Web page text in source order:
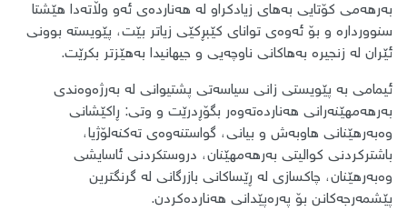
بەرهەمی کۆتایی بەهای زیادکراو لە هەناردەی ئەو وڵاتەدا هێشتا
سنووردارە و بۆ ئەوەی توانای کێبڕکێی زیاتر بێت، پێویستە بوونی
ئێران لە زنجیرە بەهاکانی ناوچەیی و جیهانیدا بەهێزتر بکرێت.
ئیمامی بە پێویستی زانی سیاسەتی پشتیوانی لە بەرژەوەندی
بەرهەمهێنەرانی هەناردەتەوەر بگۆڕدرێت و وتی: ڕاکێشانی
وەبەرهێنانی هاوبەش و بیانی، گواستنەوەی تەکنەلۆژیا،
باشترکردنی کوالیتی بەرهەمهێنان، دروستکردنی ئاسایشی
وەبەرهێنان، چاکسازی لە ڕێساکانی بازرگانی لە گرنگترین
پێشمەرجەکانن بۆ پەرەپێدانی هەناردەکردن.